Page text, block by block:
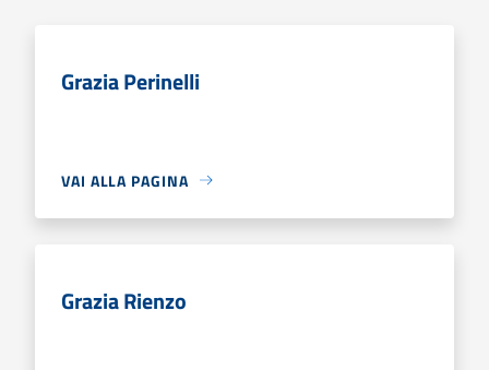
Grazia Perinelli
VAI ALLA PAGINA
Grazia Rienzo